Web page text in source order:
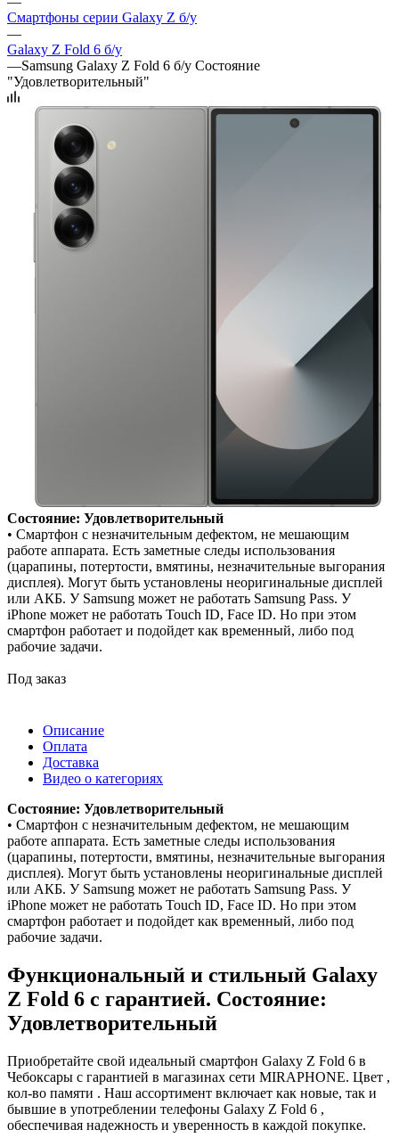
Смартфоны серии Galaxy Z б/у
—
Galaxy Z Fold 6 б/у
—Samsung Galaxy Z Fold 6 б/у Состояние
"Удовлетворительный"
Состояние: Удовлетворительный
• Смартфон с незначительным дефектом, не мешающим
работе аппарата. Есть заметные следы использования
(царапины, потертости, вмятины, незначительные выгорания
дисплея). Могут быть установлены неоригинальные дисплей
или АКБ. У Samsung может не работать Samsung Pass. У
iPhone может не работать Touch ID, Face ID. Но при этом
смартфон работает и подойдет как временный, либо под
рабочие задачи.
Под заказ
Описание
Оплата
Доставка
Видео о категориях
Состояние: Удовлетворительный
• Смартфон с незначительным дефектом, не мешающим
работе аппарата. Есть заметные следы использования
(царапины, потертости, вмятины, незначительные выгорания
дисплея). Могут быть установлены неоригинальные дисплей
или АКБ. У Samsung может не работать Samsung Pass. У
iPhone может не работать Touch ID, Face ID. Но при этом
смартфон работает и подойдет как временный, либо под
рабочие задачи.
Функциональный и стильный Galaxy
Z Fold 6 с гарантией. Состояние:
Удовлетворительный
Приобретайте свой идеальный смартфон Galaxy Z Fold 6 в
Чебоксары с гарантией в магазинах сети MIRAPHONE. Цвет ,
кол-во памяти . Наш ассортимент включает как новые, так и
бывшие в употреблении телефоны Galaxy Z Fold 6 ,
обеспечивая надежность и уверенность в каждой покупке.